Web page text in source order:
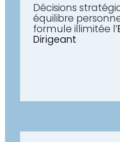
Décisions
équilibre
formule illimitée l’
Dirigeant